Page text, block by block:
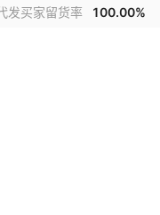
发买家留货率 100.00%